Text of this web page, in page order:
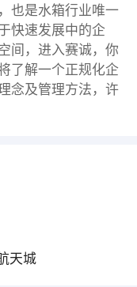
也是水箱行业唯一
快速发展中的企
间，进入赛诚，你
了解一个正规化企
念及管理方法，许
天城